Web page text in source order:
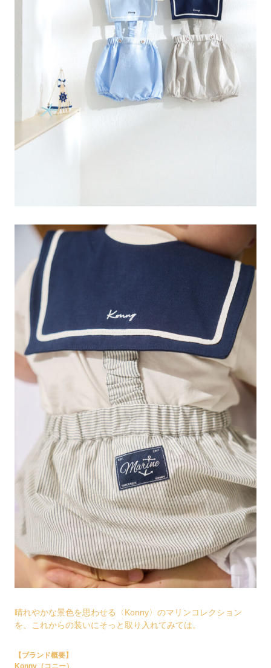
晴れやかな景色を思わせる〈Konny〉のマリンコレクション
を、これからの装いにそっと取り入れてみては。
【ブランド概要】
Konny（コニー）